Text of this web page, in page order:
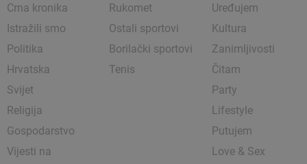
Crna kronika
Istražili smo
Politika
Hrvatska
Svijet
Religija
Gospodarstvo
Vijesti na
Rukomet
Ostali sportovi
Borilački sportovi
Tenis
Uređujem
Kultura
Zanimljivosti
Čitam
Party
Lifestyle
Putujem
Love & Sex